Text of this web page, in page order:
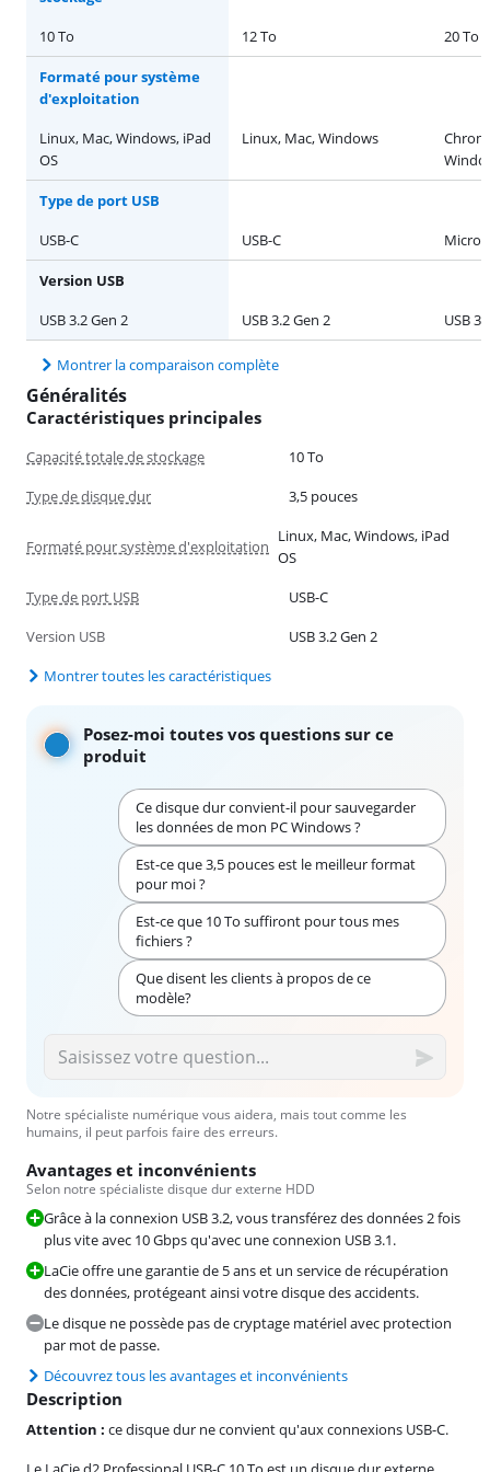
10 To
12 To 20 To
Formaté pour système
d'exploitation
Linux, Mac, Windows, iPad
OS
Linux, Mac, Windows
Type de port USB
USB-C
USB-C Micro
Version USB
USB 3.2 Gen 2
USB 3.2 Gen 2 USB
Montrer la comparaison complète
Généralités
Caractéristiques principales
Capacité totale de stockage
10 To
Type de disque dur
3,5 pouces
Formaté pour système d'exploitation
Linux, Mac, Windows, iPad
OS
Type de port USB
USB-C
Version USB
USB 3.2 Gen 2
Montrer toutes les caractéristiques
Posez-moi toutes vos questions sur ce
produit
Ce disque dur convient-il pour sauvegarder
les données de mon PC Windows ?
Est-ce que 3,5 pouces est le meilleur format
pour moi ?
Est-ce que 10 To suffiront pour tous mes
fichiers ?
Que disent les clients à propos de ce
modèle?
Notre spécialiste numérique vous aidera, mais tout comme les
humains, il peut parfois faire des erreurs.
Avantages et inconvénients
Selon notre spécialiste disque dur externe HDD
Grâce à la connexion USB 3.2, vous transférez des données 2 fois
plus vite avec 10 Gbps qu'avec une connexion USB 3.1.
LaCie offre une garantie de 5 ans et un service de récupération
des données, protégeant ainsi votre disque des accidents.
Le disque ne possède pas de cryptage matériel avec protection
par mot de passe.
Découvrez tous les avantages et inconvénients
Description
Attention : ce disque dur ne convient qu'aux connexions USB-C.